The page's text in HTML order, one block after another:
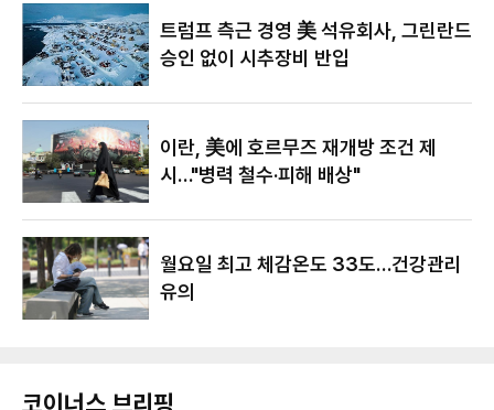
트럼프 측근 경영 美 석유회사, 그린란드
승인 없이 시추장비 반입
이란, 美에 호르무즈 재개방 조건 제
시…"병력 철수·피해 배상"
월요일 최고 체감온도 33도…건강관리
유의
코이너스 브리핑